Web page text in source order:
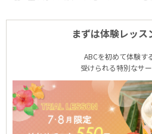
まずは体験レッス
ABCを初めて体験す
受けられる特別なサー